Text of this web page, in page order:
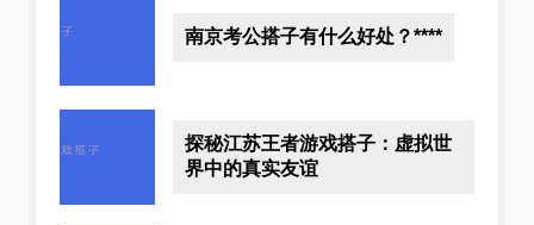
南京考公搭子有什么好处？****
探秘江苏王者游戏搭子：虚拟世
界中的真实友谊